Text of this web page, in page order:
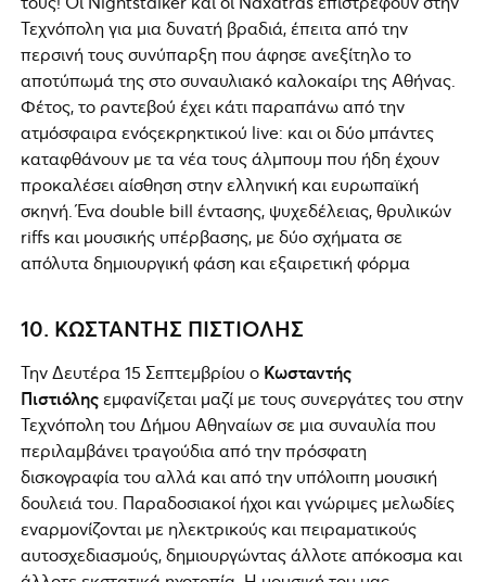
Τεχνόπολη για μια δυνατή βραδιά, έπειτα από την
περσινή τους συνύπαρξη που άφησε ανεξίτηλο το
αποτύπωμά της στο συναυλιακό καλοκαίρι της Αθήνας.
Φέτος, το ραντεβού έχει κάτι παραπάνω από την
ατμόσφαιρα ενόςεκρηκτικού live: και οι δύο μπάντες
καταφθάνουν με τα νέα τους άλμπουμ που ήδη έχουν
προκαλέσει αίσθηση στην ελληνική και ευρωπαϊκή
σκηνή. Ένα double bill έντασης, ψυχεδέλειας, θρυλικών
riffs και μουσικής υπέρβασης, με δύο σχήματα σε
απόλυτα δημιουργική φάση και εξαιρετική φόρμα
10. ΚΩΣΤΑΝΤΗΣ ΠΙΣΤΙΟΛΗΣ
Την Δευτέρα 15 Σεπτεμβρίου ο Κωσταντής
Πιστιόληςεμφανίζεται μαζί με τους συνεργάτες του στην
Τεχνόπολη του Δήμου Αθηναίων σε μια συναυλία που
περιλαμβάνει τραγούδια από την πρόσφατη
δισκογραφία του αλλά και από την υπόλοιπη μουσική
δουλειά του. Παραδοσιακοί ήχοι και γνώριμες μελωδίες
εναρμονίζονται με ηλεκτρικούς και πειραματικούς
αυτοσχεδιασμούς, δημιουργώντας άλλοτε απόκοσμα και